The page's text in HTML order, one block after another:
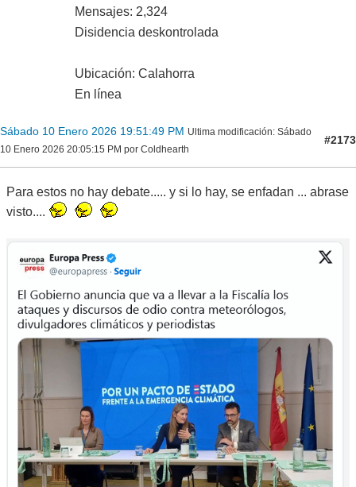
Mensajes: 2,324
Disidencia deskontrolada
Ubicación: Calahorra
En línea
Sábado 10 Enero 2026 19:51:49 PM Ultima modificación: Sábado
10 Enero 2026 20:05:15 PM por Coldhearth
#2173
Para estos no hay debate..... y si lo hay, se enfadan ... abrase
visto....